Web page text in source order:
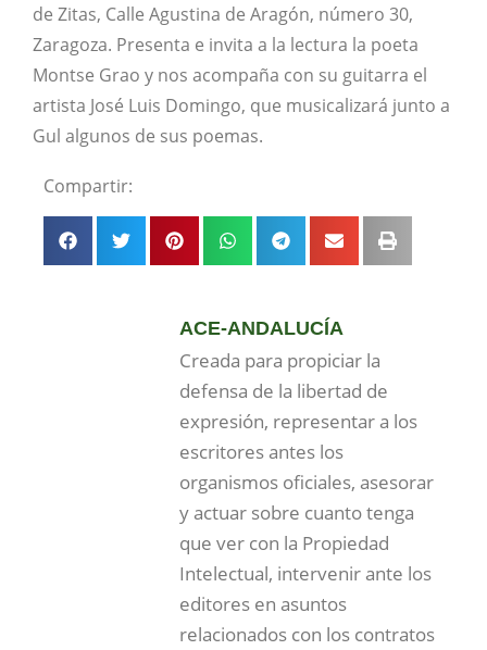
de Zitas, Calle Agustina de Aragón, número 30,
Zaragoza. Presenta e invita a la lectura la poeta
Montse Grao y nos acompaña con su guitarra el
artista José Luis Domingo, que musicalizará junto a
Gul algunos de sus poemas.
Compartir:
ACE-ANDALUCÍA
Creada para propiciar la
defensa de la libertad de
expresión, representar a los
escritores antes los
organismos oficiales, asesorar
y actuar sobre cuanto tenga
que ver con la Propiedad
Intelectual, intervenir ante los
editores en asuntos
relacionados con los contratos